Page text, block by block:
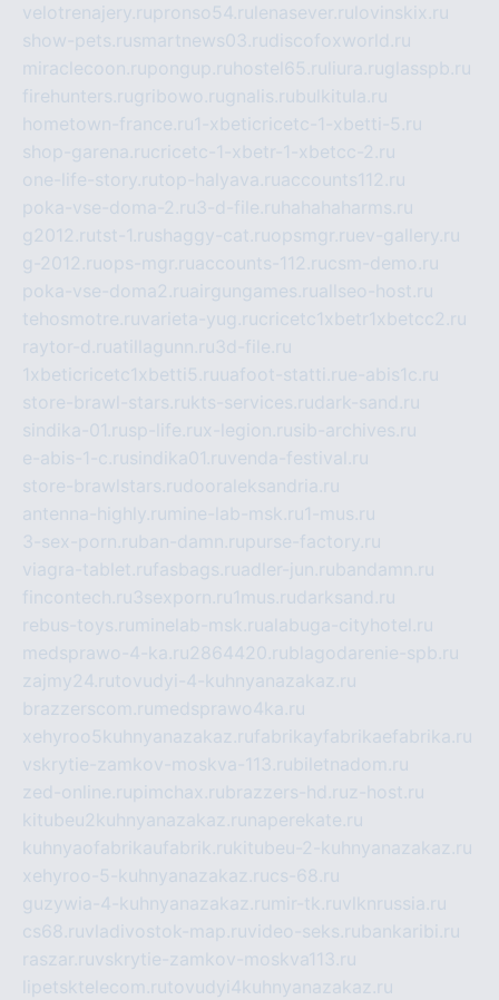
velotrenajery.rupronso54.ru lenasever.ru lovinskix.ru
show-pets.rusmartnews03.rudiscofoxworld.ru
miraclecoon.rupongup.ru hostel65.ru liura.ruglasspb.ru
firehunters.rugribowo.rugnalis.rubulkitula.ru
hometown-france.ru1-xbeticricetc-1-xbetti-5.ru
shop-garena.rucricetc-1-xbetr-1-xbetcc-2.ru
one-life-story.rutop-halyava.ruaccounts112.ru
poka-vse-doma-2.ru3-d-file.ru hahahaharms.ru
g2012.rutst-1.rushaggy-cat.ruopsmgr.ruev-gallery.ru
g-2012.ruops-mgr.ruaccounts-112.rucsm-demo.ru
poka-vse-doma2.ruairgungames.ruallseo-host.ru
tehosmotre.ruvarieta-yug.rucricetc1xbetr1xbetcc2.ru
raytor-d.ruatillagunn.ru3d-file.ru
1xbeticricetc1xbetti5.ruuafoot-statti.rue-abis1c.ru
store-brawl-stars.rukts-services.rudark-sand.ru
sindika-01.rusp-life.rux-legion.rusib-archives.ru
e-abis-1-c.rusindika01.ruvenda-festival.ru
store-brawlstars.rudooraleksandria.ru
antenna-highly.ru mine-lab-msk.ru1-mus.ru
3-sex-porn.ruban-damn.rupurse-factory.ru
viagra-tablet.rufasbags.ruadler-jun.rubandamn.ru
fincontech.ru3sexporn.ru1mus.rudarksand.ru
rebus-toys.ru minelab-msk.rualabuga-cityhotel.ru
medsprawo-4-ka.ru2864420.rublagodarenie-spb.ru
zajmy24.rutovudyi-4-kuhnyanazakaz.ru
brazzerscom.ru medsprawo4ka.ru
xehyroo5kuhnyanazakaz.rufabrikayfabrikaefabrika.ru
vskrytie-zamkov-moskva-113.rubiletnadom.ru
zed-online.rupimchax.rubrazzers-hd.ruz-host.ru
kitubeu2kuhnyanazakaz.ru naperekate.ru
kuhnyaofabrikaufabrik.rukitubeu-2-kuhnyanazakaz.ru
xehyroo-5-kuhnyanazakaz.rucs-68.ru
guzywia-4-kuhnyanazakaz.ru mir-tk.ruvlknrussia.ru
cs68.ruvladivostok-map.ruvideo-seks.rubankaribi.ru
raszar.ruvskrytie-zamkov-moskva113.ru
lipetsktelecom.rutovudyi4kuhnyanazakaz.ru